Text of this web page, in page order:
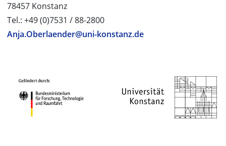
78457 Konstanz
Tel.: +49 (0)7531 / 88-2800
Anja.Oberlaender@uni-konstanz.de